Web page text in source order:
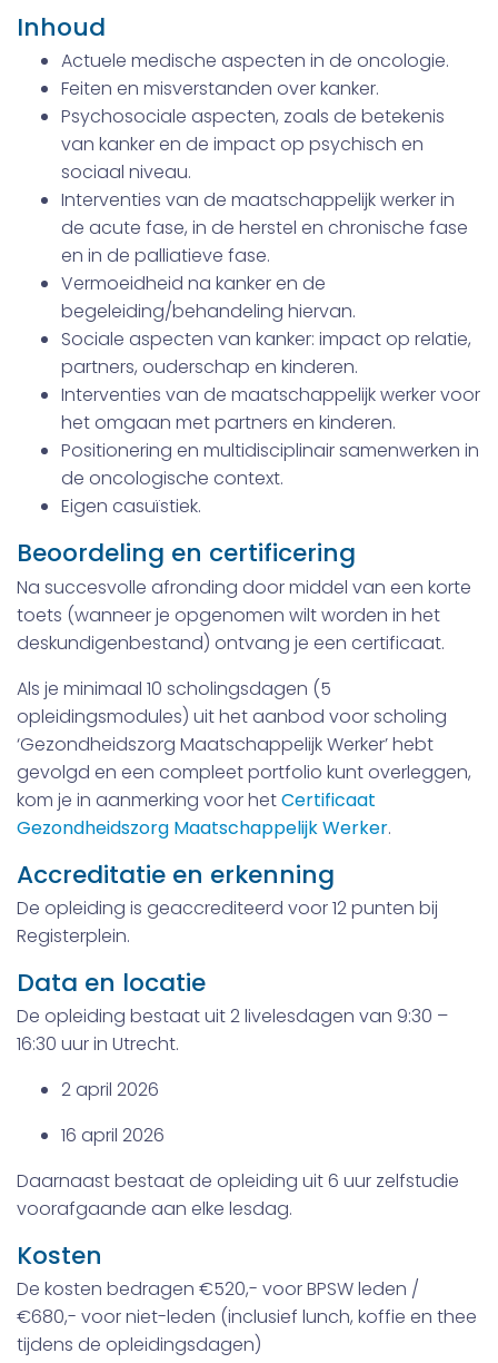
Inhoud
Actuele medische aspecten in de oncologie.
Feiten en misverstanden over kanker.
Psychosociale aspecten, zoals de betekenis
van kanker en de impact op psychisch en
sociaal niveau.
Interventies van de maatschappelijk werker in
de acute fase, in de herstel en chronische fase
en in de palliatieve fase.
Vermoeidheid na kanker en de
begeleiding/behandeling hiervan.
Sociale aspecten van kanker: impact op relatie,
partners, ouderschap en kinderen.
Interventies van de maatschappelijk werker voor
het omgaan met partners en kinderen.
Positionering en multidisciplinair samenwerken in
de oncologische context.
Eigen casuïstiek.
Beoordeling en certificering
Na succesvolle afronding door middel van een korte
toets (wanneer je opgenomen wilt worden in het
deskundigenbestand) ontvang je een certificaat.
Als je minimaal 10 scholingsdagen (5
opleidingsmodules) uit het aanbod voor scholing
‘Gezondheidszorg Maatschappelijk Werker’ hebt
gevolgd en een compleet portfolio kunt overleggen,
kom je in aanmerking voor hetCertificaat
Gezondheidszorg Maatschappelijk Werker.
Accreditatie en erkenning
De opleiding is geaccrediteerd voor 12 punten bij
Registerplein.
Data en locatie
De opleiding bestaat uit 2 livelesdagen van 9:30 –
16:30 uur in Utrecht.
2 april 2026
16 april 2026
Daarnaast bestaat de opleiding uit 6 uur zelfstudie
voorafgaande aan elke lesdag.
Kosten
De kosten bedragen €520,- voor BPSW leden /
€680,- voor niet-leden (inclusief lunch, koffie en thee
tijdens de opleidingsdagen)